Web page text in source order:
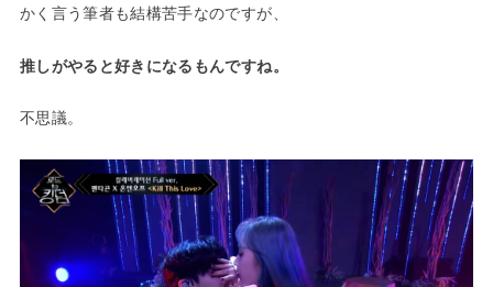
かく言う筆者も結構苦手なのですが、
推しがやると好きになるもんですね。
不思議。